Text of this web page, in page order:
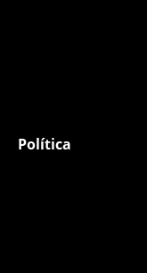
Política